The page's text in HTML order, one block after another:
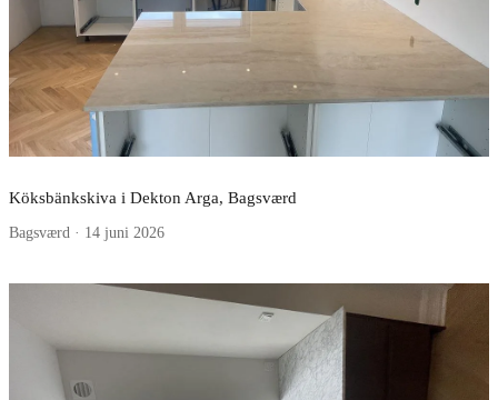
Köksbänkskiva i Dekton Arga, Bagsværd
Bagsværd · 14 juni 2026